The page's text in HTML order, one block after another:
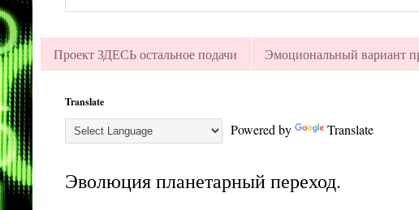
Проект ЗДЕСЬ остальное подачи Эмоциональный вариант
Translate
Powered by Translate
Эволюция планетарный переход.